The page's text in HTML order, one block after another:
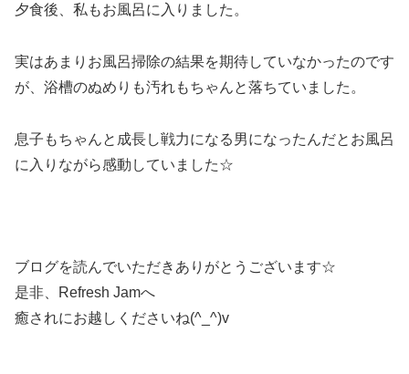
夕食後、私もお風呂に入りました。
実はあまりお風呂掃除の結果を期待していなかったのです
が、浴槽のぬめりも汚れもちゃんと落ちていました。
息子もちゃんと成長し戦力になる男になったんだとお風呂
に入りながら感動していました☆
ブログを読んでいただきありがとうございます☆
是非、Refresh Jamへ
癒されにお越しくださいね(^_^)v